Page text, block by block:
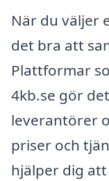
När du väljer
det bra att
Plattformar
4kb.se gör
leverantörer
priser och
hjälper dig